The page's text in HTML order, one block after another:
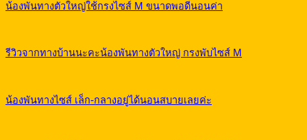
น้องพันทางตัวใหญ่ใช้กรงไซส์ M ขนาดพอดีนอนค่า
รีวิวจากทางบ้านนะคะน้องพันทางตัวใหญ่ กรงพับไซส์ M
น้องพันทางไซส์ เล็ก-กลางอยู่ได้นอนสบายเลยค่ะ